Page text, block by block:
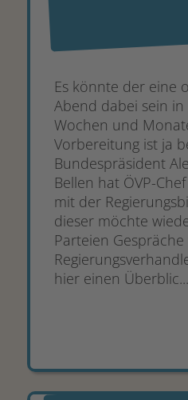
Es könnte der eine
Abend dabei sein
Wochen und
Vorbereitung ist ja
Bundespräsident
Bellen hat ÖVP-
mit der
dieser möchte
Parteien
hier einen Überblic...